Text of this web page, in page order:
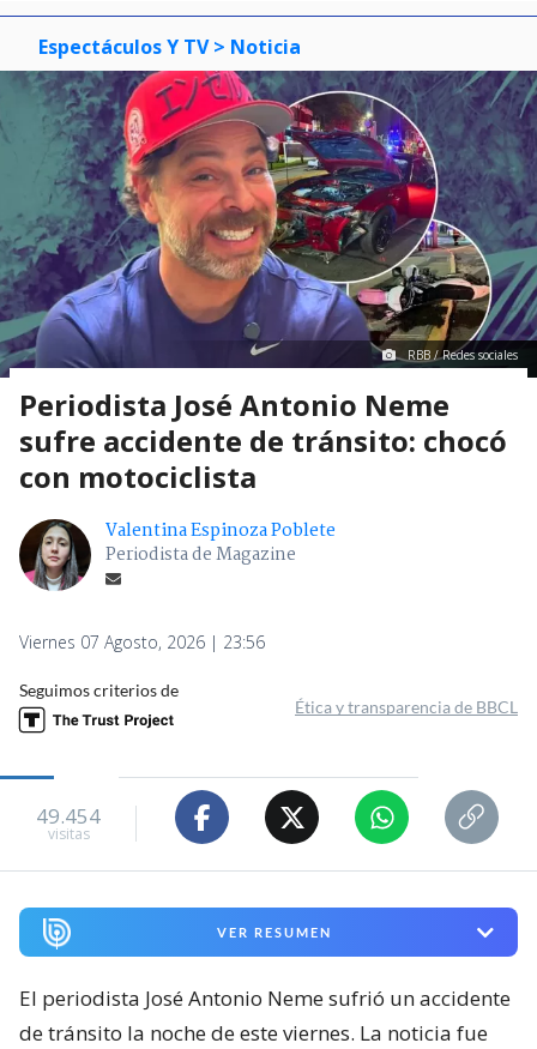
Espectáculos Y TV > Noticia
RBB / Redes sociales
Periodista José Antonio Neme
sufre accidente de tránsito: chocó
con motociclista
Valentina Espinoza Poblete
Periodista de Magazine
Viernes 07 Agosto, 2026 | 23:56
Seguimos criterios de
Ética y transparencia de BBCL
49.454
visitas
VER RESUMEN
El periodista José Antonio Neme sufrió un accidente
de tránsito la noche de este viernes. La noticia fue